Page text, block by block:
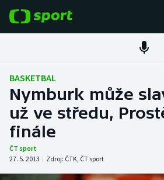
ME v atletice
ME v plavání
Fotbal
Hokej
BASKETBAL
Nymburk může
už ve středu,
finále
ČT sport
27. 5. 2013 | Zdroj: ČTK, ČT sport